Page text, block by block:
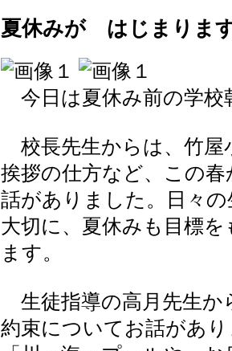
夏休みが はじまりま
今日は夏休み前の学校
校長先生からは、竹屋
挨拶の仕方など、この
話がありました。日々
大切に、夏休みも目標
ます。
生徒指導の高月先生か
約束についてお話があ